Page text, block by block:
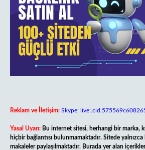
Reklam ve İletişim: Skype:
Yasal Uyarı: Bu internet sitesi, herhangi bir marka,
hiçbir bağlantısı bulunmamaktadır. Sitede yalnızca
makaleler paylaşılmaktadır. Burada yer alan